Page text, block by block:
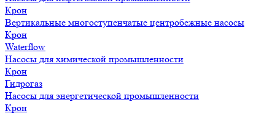
Крон
Вертикальные многоступенчатые центробежные насосы
Крон
Waterflow
Насосы для химической промышленности
Крон
Гидрогаз
Насосы для энергетической промышленности
Крон